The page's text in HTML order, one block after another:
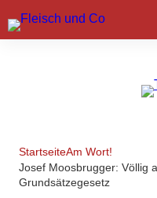
Marktführer
StartseiteAm Wort!
Josef Moosbrugger: Völlig
Grundsätzegesetz